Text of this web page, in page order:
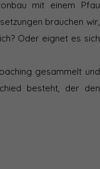
mit einem Pfau
brauchen wir,
Oder eignet es sich
gesammelt und
besteht, der den